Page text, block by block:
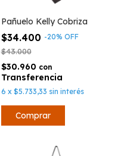
Pañuelo Kelly Cobriza
$34.400 -20% OFF
$43.000
$30.960 con
6 x $5.733,33 sin interés